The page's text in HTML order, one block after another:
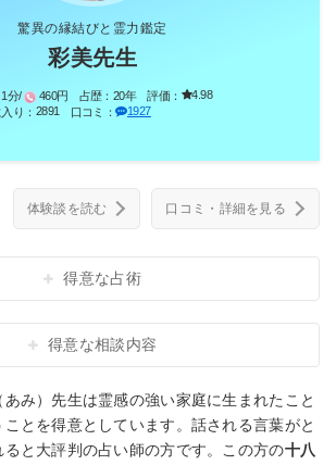
驚異の縁結びと霊力鑑定
彩美先生
1分/ 460円 占歴： 20年 評価：
4.98
り： 2891 口コミ： 1927
体験談を読む 口コミ・詳細を見る
得意な占術
得意な相談内容
み）先生は霊感の強い家庭に生まれたこと
とを得意としています。話される言葉がと
と大評判の占い師の方です。この方の十八